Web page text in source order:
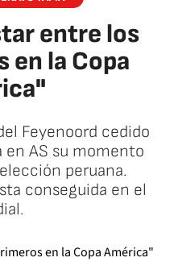
entre los
en la Copa
Feyenoord cedido
en AS su momento
peruana.
conseguida en el